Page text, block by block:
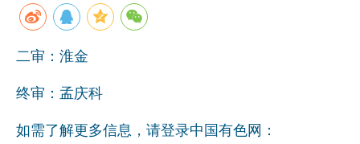
二审：淮金
终审：孟庆科
如需了解更多信息，请登录中国有色网：